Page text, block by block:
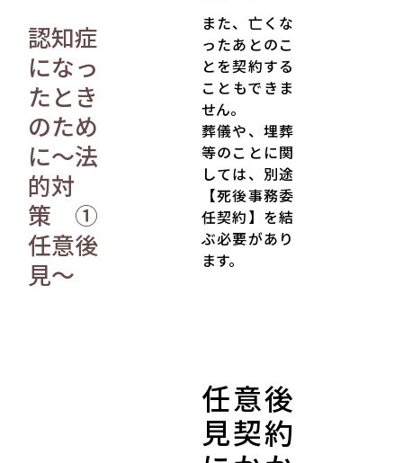
認知症
になっ
たとき
のため
に～法
的対
策 ①
任意後
見～
また、亡くな
ったあとのこ
とを契約する
こともできま
せん。
葬儀や、埋葬
等のことに関
しては、別途
【死後事務委
任契約】を結
ぶ必要があり
ます。
任意後
見契約